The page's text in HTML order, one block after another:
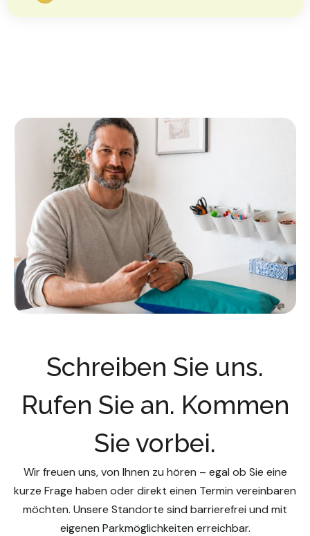
Schreiben Sie uns.
Rufen Sie an. Kommen
Sie vorbei.
Wir freuen uns, von Ihnen zu hören – egal ob Sie eine
kurze Frage haben oder direkt einen Termin vereinbaren
möchten. Unsere Standorte sind barrierefrei und mit
eigenen Parkmöglichkeiten erreichbar.